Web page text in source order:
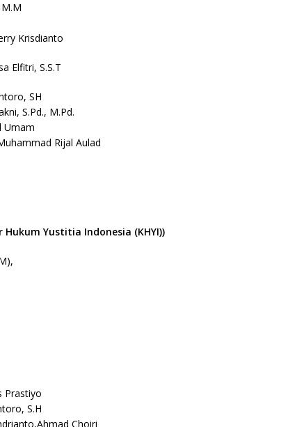
Krisdianto
Elfitri, S.S.T
SH
S.Pd., M.Pd.
Umam
Rijal Aulad
Hukum Yustitia Indonesia (KHYI))
Prastiyo
S.H
Choiri